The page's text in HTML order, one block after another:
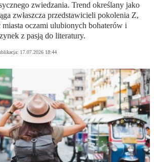
zwiedzania. Trend określany jako
zwłaszcza przedstawicieli pokolenia Z,
oczami ulubionych bohaterów i
z pasją do literatury.
17.07.2026 18:44